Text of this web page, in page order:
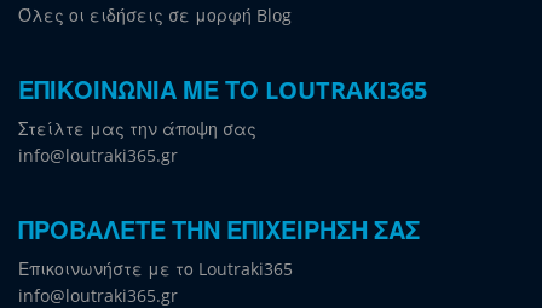
Όλες οι ειδήσεις σε μορφή Blog
ΕΠΙΚΟΙΝΩΝΙΑ ΜΕ ΤΟ LOUTRAKI365
Στείλτε μας την άποψη σας
info@loutraki365.gr
ΠΡΟΒΑΛΕΤΕ ΤΗΝ ΕΠΙΧΕΙΡΗΣΗ ΣΑΣ
Επικοινωνήστε με το Loutraki365
info@loutraki365.gr